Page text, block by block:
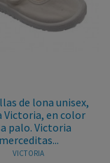
de lona unisex,
Victoria, en color
palo. Victoria
merceditas...
VICTORIA